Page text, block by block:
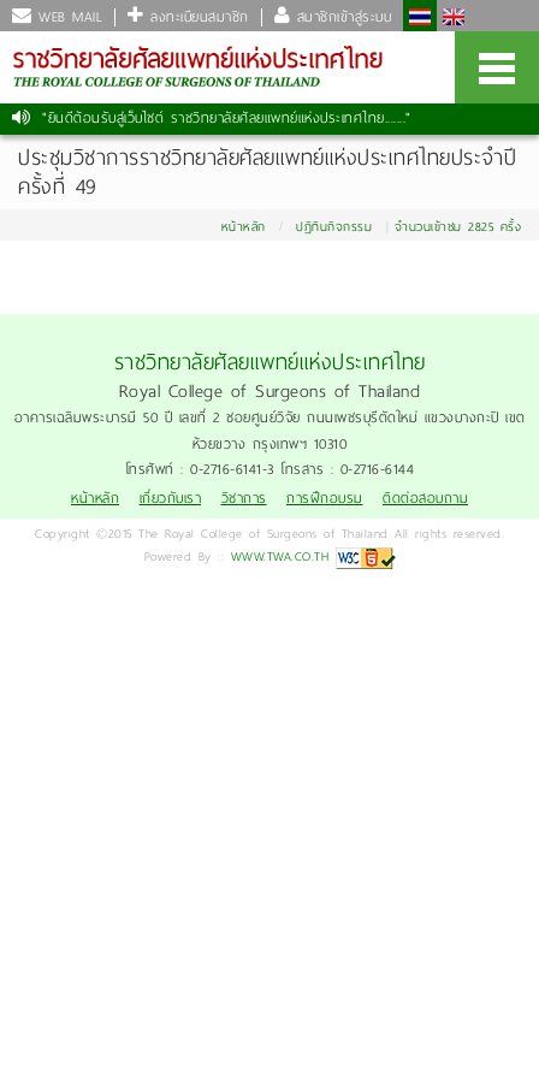
WEB MAIL ลงทะเบียนสมาชิก สมาชิกเข้าสู่ระบบ
"ยินดีต้อนรับสู่เว็บไซต์ ราชวิทยาลัยศัลยแพทย์แห่งประเทศไทย......."
ประชุมวิชาการราชวิทยาลัยศัลยแพทย์แห่งประเทศไทยประจำปี
ครั้งที่ 49
หน้าหลัก ปฏิทินกิจกรรม จำนวนเข้าชม 2825 ครั้ง
ราชวิทยาลัยศัลยแพทย์แห่งประเทศไทย
Royal College of Surgeons of Thailand
อาคารเฉลิมพระบารมี 50 ปี เลขที่ 2 ซอยศูนย์วิจัย ถนนเพชรบุรีตัดใหม่ แขวงบางกะปิ เขต
ห้วยขวาง กรุงเทพฯ 10310
โทรศัพท์ : 0-2716-6141-3 โทรสาร : 0-2716-6144
หน้าหลัก
เกี่ยวกับเรา วิชาการ การฝึกอบรม ติดต่อสอบถาม
Copyright ©2015 The Royal College of Surgeons of Thailand All rights reserved.
Powered By :: WWW.TWA.CO.TH